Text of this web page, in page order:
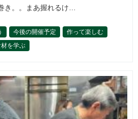
き。。まあ握れるけ…
今後の開催予定
作って楽しむ
を学ぶ